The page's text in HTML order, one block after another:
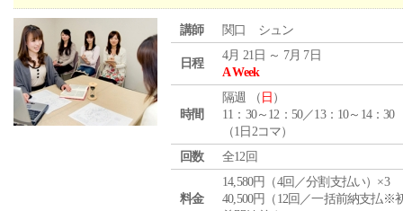
講師 関口 シュン
日程
4月 21日 ～ 7月 7日
A Week
時間
隔週 （ 日 ）
11：30～12：50／13：10～14：30
（1日2コマ）
回数
全12回
料金
14,580円（4回／分割支払い）×3
40,500円（12回／一括前納支払※